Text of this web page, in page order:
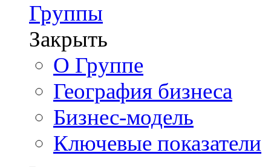
Группы
Закрыть
О Группе
География бизнеса
Бизнес-модель
Ключевые показатели